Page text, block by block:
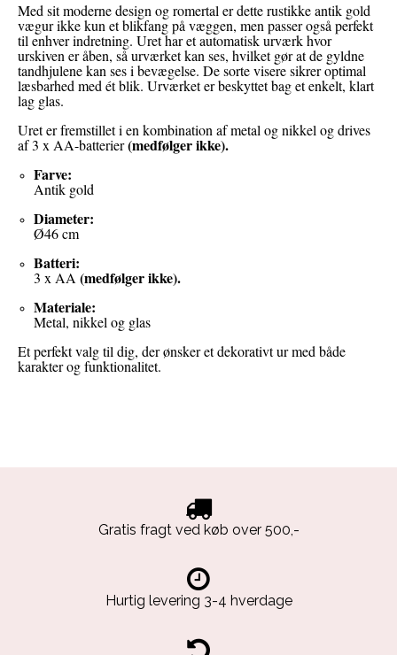
Med sit moderne design og romertal er dette rustikke antik gold
vægur ikke kun et blikfang på væggen, men passer også perfekt
til enhver indretning. Uret har et automatisk urværk hvor
urskiven er åben, så urværket kan ses, hvilket gør at de gyldne
tandhjulene kan ses i bevægelse. De sorte visere sikrer optimal
læsbarhed med ét blik. Urværket er beskyttet bag et enkelt, klart
lag glas.
Uret er fremstillet i en kombination af metal og nikkel og drives
af 3 x AA-batterier(medfølger ikke).
Farve:
Antik gold
Diameter:
Ø46 cm
Batteri:
3 x AA (medfølger ikke).
Materiale:
Metal, nikkel og glas
Et perfekt valg til dig, der ønsker et dekorativt ur med både
karakter og funktionalitet.
Gratis fragt ved køb over 500,-
Hurtig levering 3-4 hverdage